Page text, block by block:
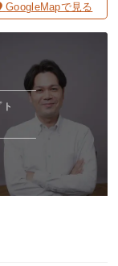
GoogleMapで見る